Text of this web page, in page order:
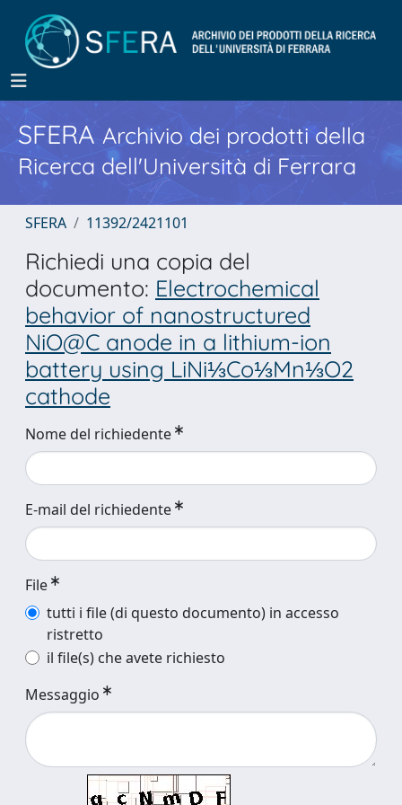
SFERA Archivio dei prodotti della
Ricerca dell'Università di Ferrara
SFERA 11392/2421101
Richiedi una copia del
documento: Electrochemical
behavior of nanostructured
NiO@C anode in a lithium-ion
battery using LiNi⅓Co⅓Mn⅓O2
cathode
Nome del richiedente
E-mail del richiedente
File
tutti i file (di questo documento) in accesso
ristretto
il file(s) che avete richiesto
Messaggio